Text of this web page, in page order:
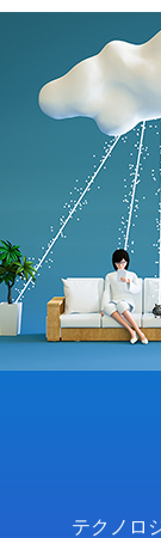
テクノロ